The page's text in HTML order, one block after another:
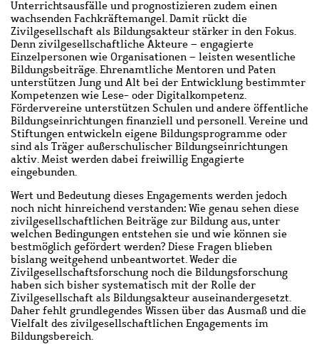
Unterrichtsausfälle und prognostizieren zudem einen
wachsenden Fachkräftemangel. Damit rückt die
Zivilgesellschaft als Bildungsakteur stärker in den Fokus.
Denn zivilgesellschaftliche Akteure – engagierte
Einzelpersonen wie Organisationen – leisten wesentliche
Bildungsbeiträge. Ehrenamtliche Mentoren und Paten
unterstützen Jung und Alt bei der Entwicklung bestimmter
Kompetenzen wie Lese- oder Digitalkompetenz.
Fördervereine unterstützen Schulen und andere öffentliche
Bildungseinrichtungen finanziell und personell. Vereine und
Stiftungen entwickeln eigene Bildungsprogramme oder
sind als Träger außerschulischer Bildungseinrichtungen
aktiv. Meist werden dabei freiwillig Engagierte
eingebunden.
Wert und Bedeutung dieses Engagements werden jedoch
noch nicht hinreichend verstanden: Wie genau sehen diese
zivilgesellschaftlichen Beiträge zur Bildung aus, unter
welchen Bedingungen entstehen sie und wie können sie
bestmöglich gefördert werden? Diese Fragen blieben
bislang weitgehend unbeantwortet. Weder die
Zivilgesellschaftsforschung noch die Bildungsforschung
haben sich bisher systematisch mit der Rolle der
Zivilgesellschaft als Bildungsakteur auseinandergesetzt.
Daher fehlt grundlegendes Wissen über das Ausmaß und die
Vielfalt des zivilgesellschaftlichen Engagements im
Bildungsbereich.